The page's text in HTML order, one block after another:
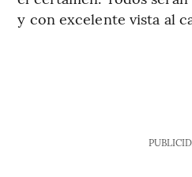
y con excelente vista al